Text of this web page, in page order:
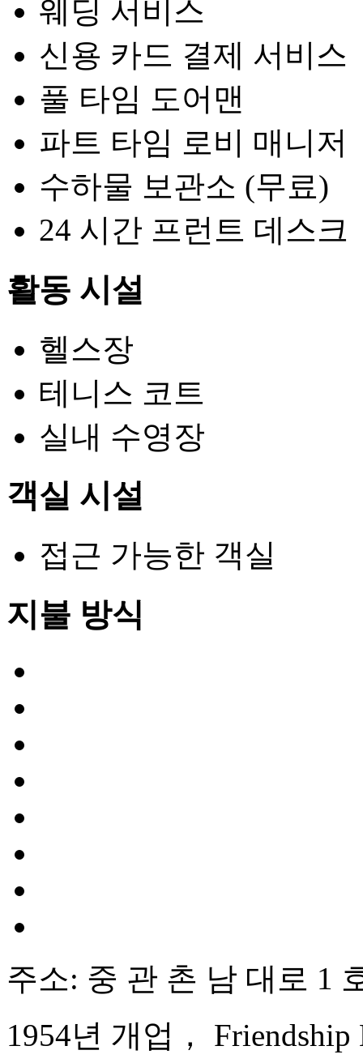
웨딩 서비스
신용 카드 결제 서비스
풀 타임 도어맨
파트 타임 로비 매니저
수하물 보관소 (무료)
24 시간 프런트 데스크
활동 시설
헬스장
테니스 코트
실내 수영장
객실 시설
접근 가능한 객실
지불 방식
주소: 중 관 촌 남 대로 1
1954년 개업，